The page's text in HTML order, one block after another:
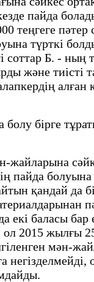
пайда
теңгеге
түрткі
соттар Б. -
және тиісті
бірге
жайларына
пайда
қандай да
баласы
2015
мән-